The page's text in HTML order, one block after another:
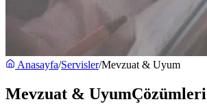
Anasayfa/Servisler/Mevzuat & Uyum
Mevzuat & UyumÇözümleri